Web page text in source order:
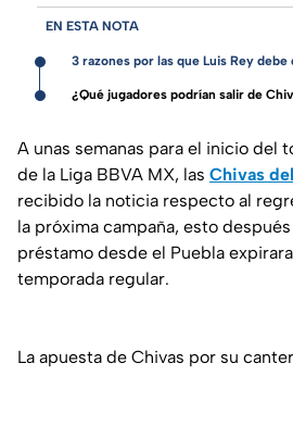
EN ESTA NOTA
3 razones por las que Luis Rey
¿Qué jugadores podrían salir de
A unas semanas para el inicio del
de la Liga BBVA MX, las Chivas
recibido la noticia respecto al
la próxima campaña, esto
préstamo desde el Puebla
temporada regular.
La apuesta de Chivas por su